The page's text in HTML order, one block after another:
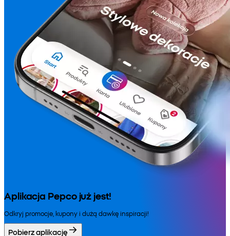
Aplikacja Pepco już jest!
Odkryj promocje, kupony i dużą dawkę inspiracji!
Pobierz aplikację